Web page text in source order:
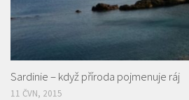
Sardinie – když příroda pojmenuje ráj
11 ČVN, 2015